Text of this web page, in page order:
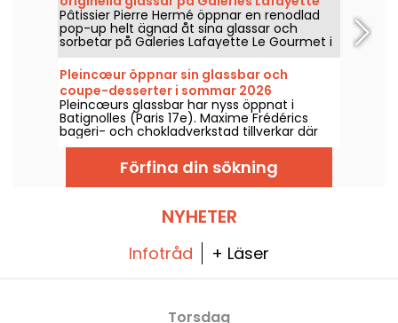
livsmedelsbutik, ett utbud av
medelhavsrätter att ta med och ett urval av
finare produkter från hela världen.
Pâtissier Pierre Hermé öppnar en renodlad
pop-up helt ägnad åt sina glassar och
sorbetar på Galeries Lafayette Le Gourmet i
Paris nionde arrondissement från den 2 juli
till den 2 september 2026. Vi gick dit för att
prova hans nya glassiga briocheer, strutar
gjorda på växtbaserad mjölk och hans
glasskulor i mycket frestande smaker.
Pleincœur öppnar sin glassbar och
coupe-desserter i sommar 2026
Pleincœurs glassbar har nyss öppnat i
Batignolles (Paris 17e). Maxime Frédérics
bageri- och chokladverkstad tillverkar där
färska glassar på plats och
hantverksmässiga glasskoppar framför våra
ögon, att upptäcka sommaren 2026.
Förfina din sökning
NYHETER
Infotråd + Läser
Torsdag